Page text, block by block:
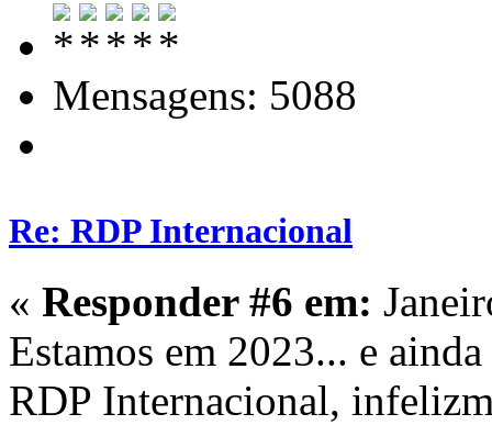
Mensagens: 5088
Re: RDP Internacional
« Responder #6 em:
Estamos em 2023... e
RDP Internacional,